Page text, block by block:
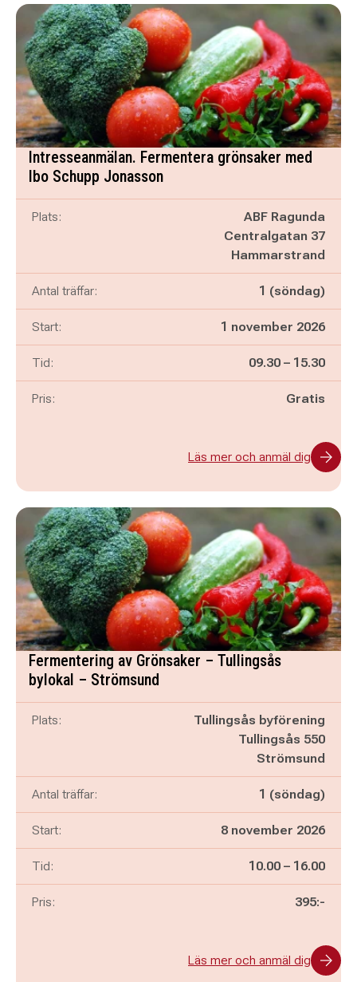
Intresseanmälan. Fermentera grönsaker med
Ibo Schupp Jonasson
Plats:
ABF Ragunda
Centralgatan 37
Hammarstrand
Antal träffar: 1 (söndag)
Start: 1 november 2026
Tid: Pågår mellan
09.30 – och
15.30
Pris: Gratis
Läs mer och anmäl dig
Fermentering av Grönsaker – Tullingsås
bylokal – Strömsund
Plats:
Tullingsås byförening
Tullingsås 550
Strömsund
Antal träffar: 1 (söndag)
Start: 8 november 2026
Tid: Pågår mellan
10.00 – och
16.00
Pris: 395:-
Läs mer och anmäl dig